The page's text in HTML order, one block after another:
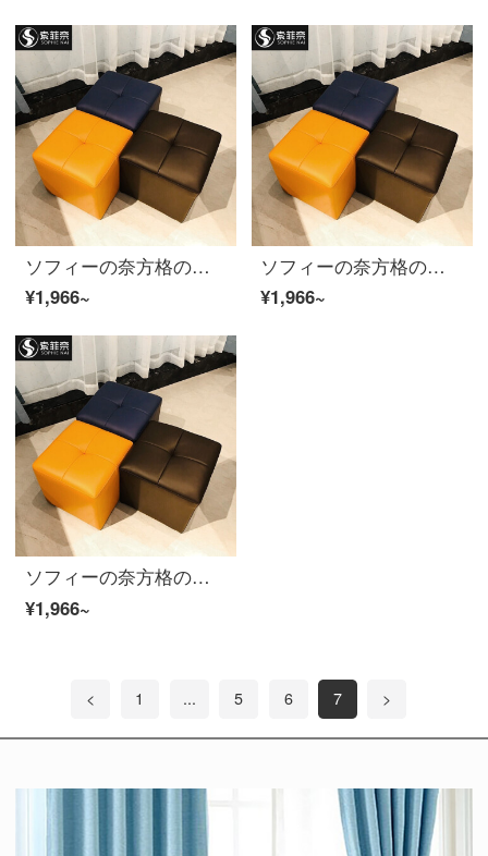
ソフィーの奈方格の腰掛けのファッション的な皮の腰掛けのソファーの腰掛けは靴の腰掛けを交換して、店は靴の腰掛けの低い腰掛けの低い腰掛けの小さい腰掛けの実の木の低い四角の腰掛けの黄色を着ます。
¥1,966~
ソフィーの奈方格の腰掛けのファッション的な皮の腰掛けのソファーの腰掛けは靴の腰掛けを交換して、店は靴の腰掛けの低い腰掛けの低い腰掛けの小さい腰掛けの実の木の低い四角の腰掛けの黄色を着ます。
¥1,966~
ソフィーの奈方格の腰掛けのファッション的な皮の腰掛けのソファーの腰掛けは靴の腰掛けを交換して、店は靴の腰掛けの低い腰掛けの低い腰掛けの小さい腰掛けの実の木の低い四角の腰掛けの黄色を着ます。
¥1,966~
< 1 ... 5 6 7 >